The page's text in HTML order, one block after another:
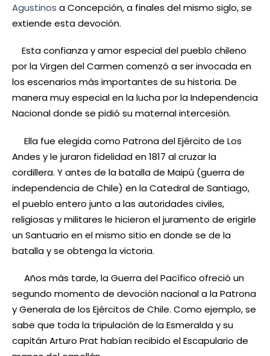
Agustinos a Concepción, a finales del mismo siglo, se
extiende esta devoción.
Esta confianza y amor especial del pueblo chileno
por la Virgen del Carmen comenzó a ser invocada en
los escenarios más importantes de su historia. De
manera muy especial en la lucha por la Independencia
Nacional donde se pidió su maternal intercesión.
Ella fue elegida como Patrona del Ejército de Los
Andes y le juraron fidelidad en 1817 al cruzar la
cordillera. Y antes de la batalla de Maipú (guerra de
independencia de Chile) en la Catedral de Santiago,
el pueblo entero junto a las autoridades civiles,
religiosas y militares le hicieron el juramento de erigirle
un Santuario en el mismo sitio en donde se de la
batalla y se obtenga la victoria.
Años más tarde, la Guerra del Pacífico ofreció un
segundo momento de devoción nacional a la Patrona
y Generala de los Ejércitos de Chile. Como ejemplo, se
sabe que toda la tripulación de la Esmeralda y su
capitán Arturo Prat habían recibido el Escapulario de